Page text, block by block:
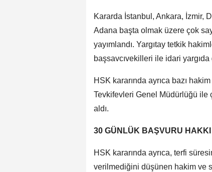
Kararda İstanbul, Ankara, İzmir,
Adana başta olmak üzere çok
yayımlandı. Yargıtay tetkik
başsavcıvekilleri ile idari
HSK kararında ayrıca bazı
Tevkifevleri Genel Müdürlüğü ile
aldı.
30 GÜNLÜK BAŞVURU HAKKI
HSK kararında ayrıca, terfi
verilmediğini düşünen hakim ve